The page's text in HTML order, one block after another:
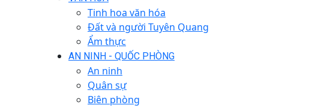
Tinh hoa văn hóa
Đất và người Tuyên Quang
Ẩm thực
AN NINH - QUỐC PHÒNG
An ninh
Quân sự
Biên phòng